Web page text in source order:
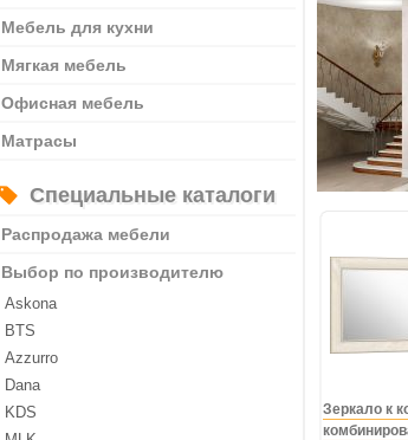
Мебель для кухни
Мягкая мебель
Офисная мебель
Матрасы
Специальные каталоги
Распродажа мебели
Выбор по производителю
Askona
BTS
Azzurro
Dana
KDS
Зеркало к